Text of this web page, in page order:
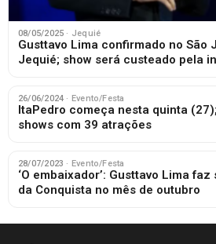
08/05/2025 · Jequié
Gusttavo Lima confirmado no São
Jequié; show será custeado pela
26/06/2024 · Evento/Festa
ItaPedro começa nesta quinta
shows com 39 atrações
28/07/2023 · Evento/Festa
‘O embaixador’: Gusttavo Lima
da Conquista no mês de outubro